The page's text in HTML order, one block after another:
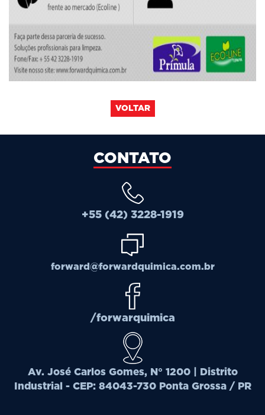
VOLTAR
CONTATO
+55 (42) 3228-1919
forward@forwardquimica.com.br
/forwarquimica
Av. José Carlos Gomes, N° 1200 | Distrito
Industrial - CEP: 84043-730 Ponta Grossa / PR